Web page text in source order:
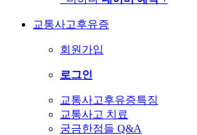
교통사고후유증
회원가입
로그인
교통사고후유증특징
교통사고 치료
궁금한점들 Q&A